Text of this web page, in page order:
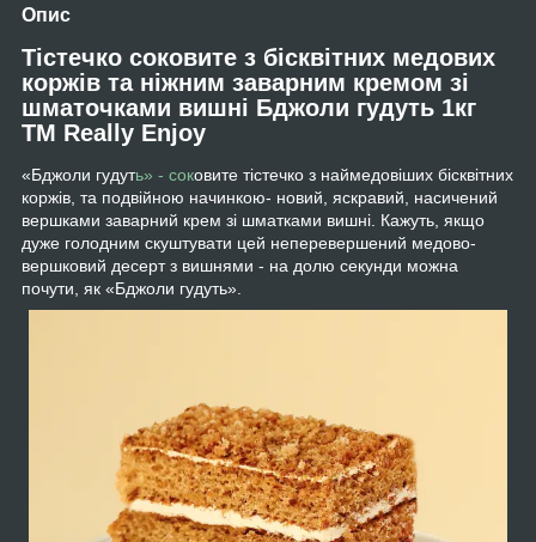
Опис
Тістечко соковите з бісквітних медових
коржів та ніжним заварним кремом зі
шматочками вишні Бджоли гудуть 1кг
TM Really Enjoy
«Бджоли гудуть» - соковите тістечко з наймедовіших бісквітних
коржів, та подвійною начинкою- новий, яскравий, насичений
вершками заварний крем зі шматками вишні. Кажуть, якщо
дуже голодним скуштувати цей неперевершений медово-
вершковий десерт з вишнями - на долю секунди можна
почути, як «Бджоли гудуть».